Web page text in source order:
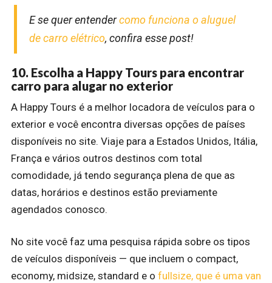
E se quer entendercomo funciona o aluguel
de carro elétrico, confira esse post!
10. Escolha a Happy Tours para encontrar
carro para alugar no exterior
A Happy Tours é a melhor locadora de veículos para o
exterior e você encontra diversas opções de países
disponíveis no site. Viaje para a Estados Unidos, Itália,
França e vários outros destinos com total
comodidade, já tendo segurança plena de que as
datas, horários e destinos estão previamente
agendados conosco.
No site você faz uma pesquisa rápida sobre os tipos
de veículos disponíveis — que incluem o compact,
economy, midsize, standard e o fullsize, que é uma van